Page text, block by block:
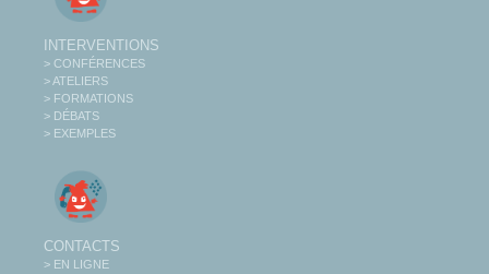
INTERVENTIONS
> CONFÉRENCES
> ATELIERS
> FORMATIONS
> DÉBATS
> EXEMPLES
CONTACTS
> EN LIGNE